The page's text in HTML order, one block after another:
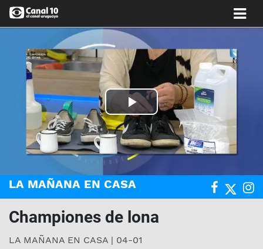
Play
Video
LA MAÑANA EN CASA
Championes de lona
LA MAÑANA EN CASA | 04-01